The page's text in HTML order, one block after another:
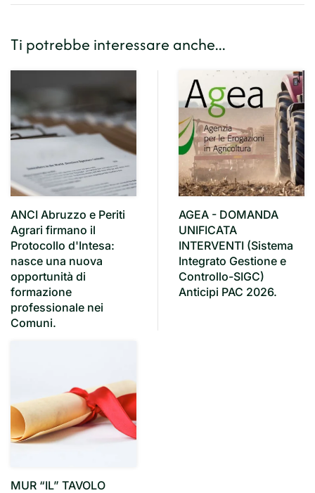
Ti potrebbe interessare anche...
ANCI Abruzzo e Periti
Agrari firmano il
Protocollo d'Intesa:
nasce una nuova
opportunità di
formazione
professionale nei
Comuni.
AGEA - DOMANDA
UNIFICATA
INTERVENTI (Sistema
Integrato Gestione e
Controllo-SIGC)
Anticipi PAC 2026.
MUR “IL” TAVOLO